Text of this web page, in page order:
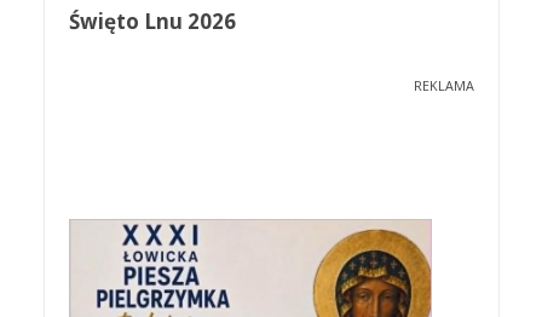
Święto Lnu 2026
REKLAMA